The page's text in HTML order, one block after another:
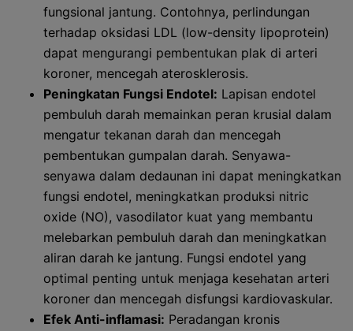
fungsional jantung. Contohnya, perlindungan
terhadap oksidasi LDL (low-density lipoprotein)
dapat mengurangi pembentukan plak di arteri
koroner, mencegah aterosklerosis.
Peningkatan Fungsi Endotel: Lapisan endotel
pembuluh darah memainkan peran krusial dalam
mengatur tekanan darah dan mencegah
pembentukan gumpalan darah. Senyawa-
senyawa dalam dedaunan ini dapat meningkatkan
fungsi endotel, meningkatkan produksi nitric
oxide (NO), vasodilator kuat yang membantu
melebarkan pembuluh darah dan meningkatkan
aliran darah ke jantung. Fungsi endotel yang
optimal penting untuk menjaga kesehatan arteri
koroner dan mencegah disfungsi kardiovaskular.
Efek Anti-inflamasi: Peradangan kronis